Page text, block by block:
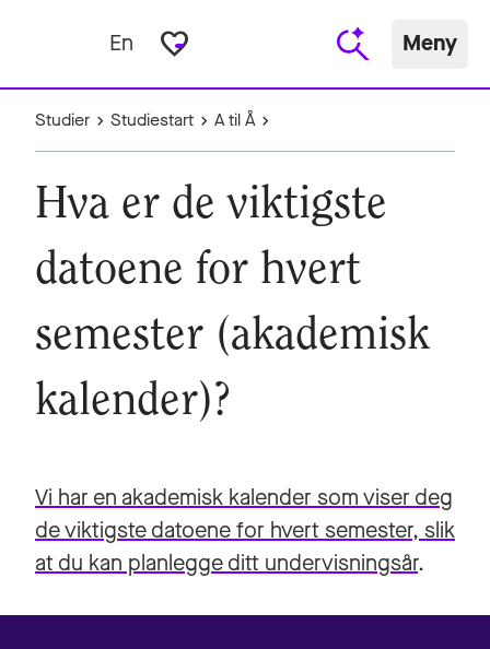
En favorite_border Meny
Studier Studiestart A til Å
Hva er de viktigste
datoene for hvert
semester (akademisk
kalender)?
Vi har en akademisk kalender som viser deg
de viktigste datoene for hvert semester, slik
at du kan planlegge ditt undervisningsår.